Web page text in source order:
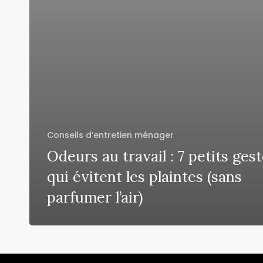
Conseils d’entretien ménager
Odeurs au travail : 7 petits
qui évitent les plaintes (sans
parfumer l’air)